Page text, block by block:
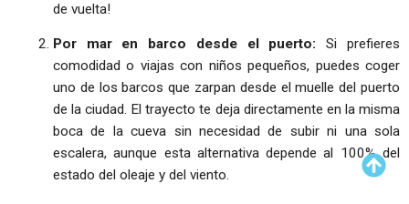
de vuelta!
Por mar en barco desde el puerto: Si prefieres
comodidad o viajas con niños pequeños, puedes coger
uno de los barcos que zarpan desde el muelle del puerto
de la ciudad. El trayecto te deja directamente en la misma
boca de la cueva sin necesidad de subir ni una sola
escalera, aunque esta alternativa depende al 100% del
estado del oleaje y del viento.